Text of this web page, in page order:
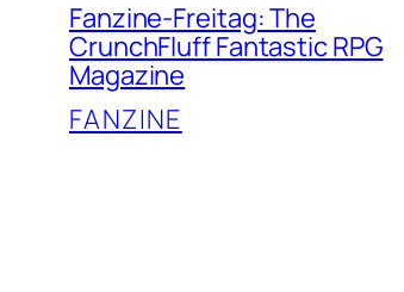
Fanzine-Freitag: The
CrunchFluff Fantastic RPG
Magazine
FANZINE